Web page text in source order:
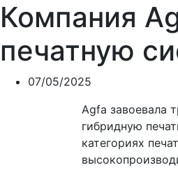
Компания
печатную
07/05/2025
Agfa завоевала
гибридную
категориях